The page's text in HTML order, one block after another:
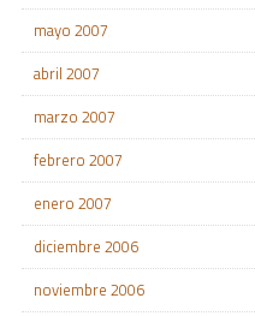
mayo 2007
abril 2007
marzo 2007
febrero 2007
enero 2007
diciembre 2006
noviembre 2006